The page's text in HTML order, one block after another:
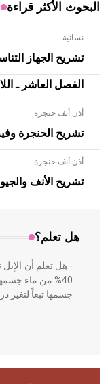
البحوث الأكثر قراءة
نسائية
تشريح الجهاز
الفصل العاشر ـ
أذن أنف حنجرة
تشريح الحنجرة
أذن أنف حنجرة
تشريح الأنف
هل تعلم؟
- هل تعلم أن
بالعمارة
المعمار على بناء
- هل تعلم أن
40% من ماء
جسمها تبعاً لتغير
- هل تعلم أن